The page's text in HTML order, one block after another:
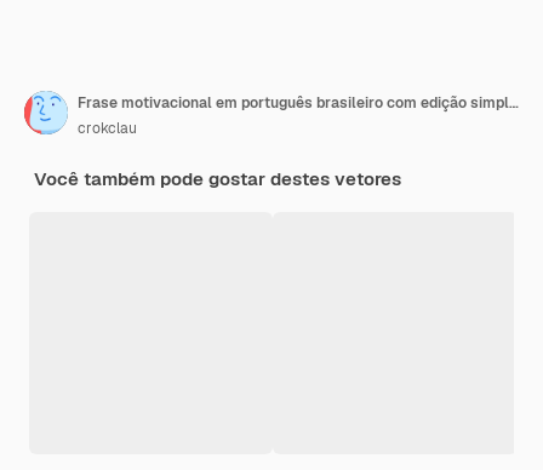
Frase motivacional em português brasileiro com edição simples
crokclau
Você também pode gostar destes vetores